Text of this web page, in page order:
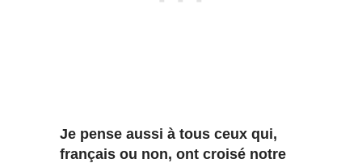
Je pense aussi à tous ceux qui,
français ou non, ont croisé notre